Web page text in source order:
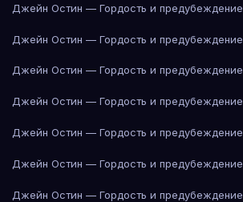
Джейн Остин — Гордость и предубеждение
Джейн Остин — Гордость и предубеждение
Джейн Остин — Гордость и предубеждение
Джейн Остин — Гордость и предубеждение
Джейн Остин — Гордость и предубеждение
Джейн Остин — Гордость и предубеждение
Джейн Остин — Гордость и предубеждение